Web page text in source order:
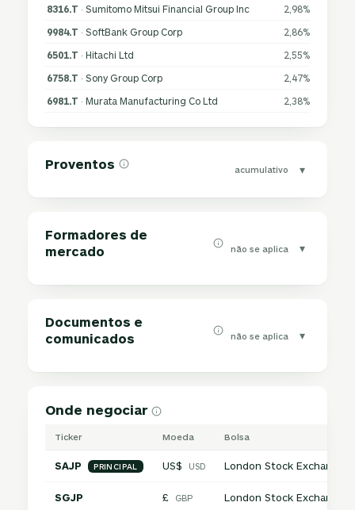
8316.T · Sumitomo Mitsui Financial Group Inc 2,98%
9984.T · SoftBank Group Corp 2,86%
6501.T · Hitachi Ltd 2,55%
6758.T · Sony Group Corp 2,47%
6981.T · Murata Manufacturing Co Ltd 2,38%
Proventos acumulativo ▾
Formadores de
mercado
não se aplica ▾
Documentos e
comunicados
não se aplica ▾
Onde negociar
Ticker Moeda Bolsa
SAJP PRINCIPAL US$ USD London Stock Exchange
SGJP £ GBP London Stock Exchange